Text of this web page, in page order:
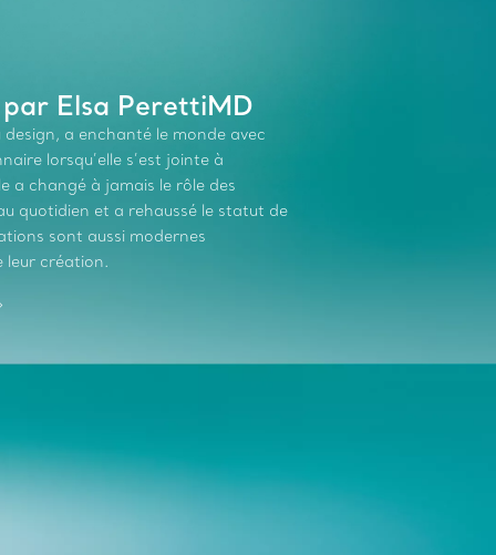
Elsa PerettiMD
a enchanté le monde avec
lorsqu’elle s’est jointe à
a changé à jamais le rôle des
quotidien et a rehaussé le statut de
sont aussi modernes
leur création.